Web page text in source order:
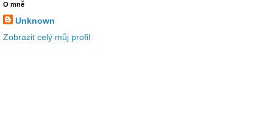
O mně
Unknown
Zobrazit celý můj profil